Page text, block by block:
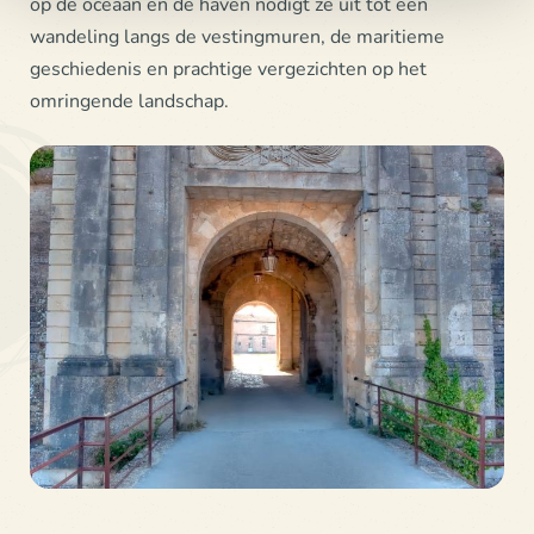
wandeling langs de vestingmuren, de maritieme
geschiedenis en prachtige vergezichten op het
omringende landschap.